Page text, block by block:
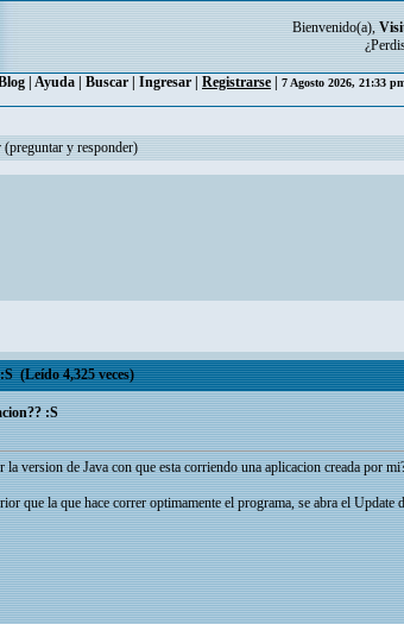
Bienvenido(a),
Ayuda Buscar Ingresar Registrarse 7 Agosto 2026, 21:33
y responder)
(Leído 4,325 veces)
:S
version de Java con que esta corriendo una aplicacion creada por
que la que hace correr optimamente el programa, se abra el Update